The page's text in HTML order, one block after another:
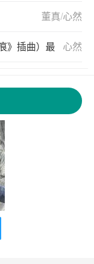
董真/心然
心然
》插曲）最